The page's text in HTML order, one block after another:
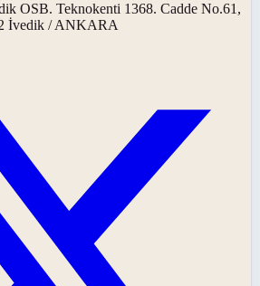
OSB. Teknokenti 1368. Cadde No.61,
İvedik / ANKARA